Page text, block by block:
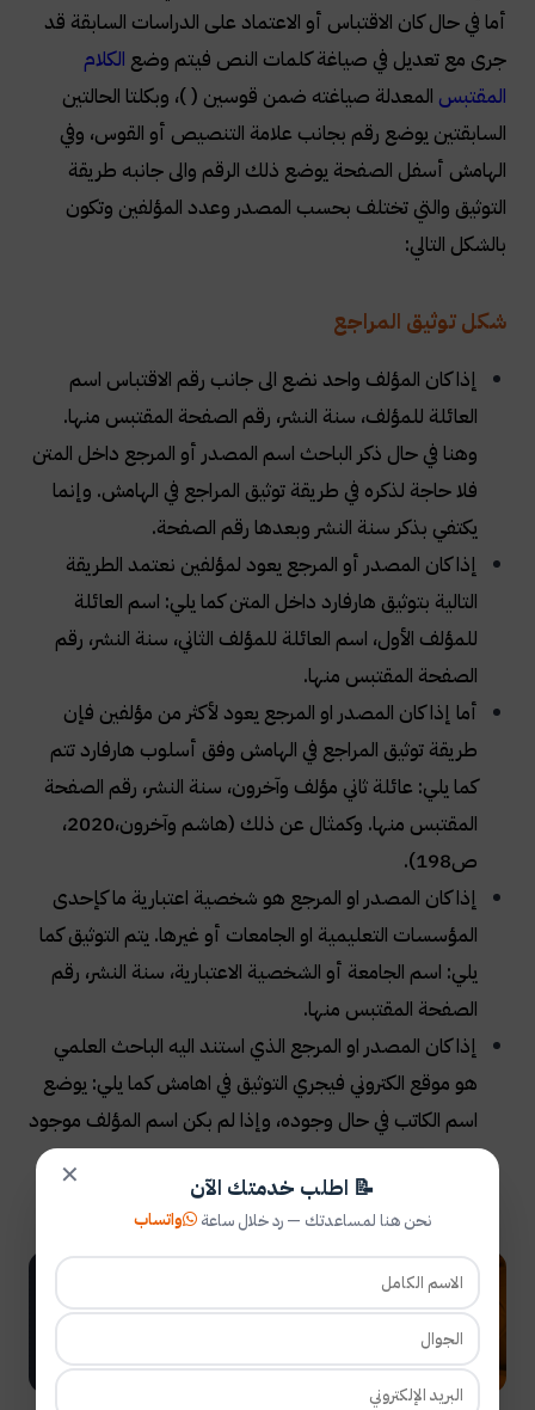
أما في حال كان الاقتباس أو الاعتماد على الدراسات السابقة قد
جرى مع تعديل في صياغة كلمات النص فيتم وضع الكلام
المقتبس المعدلة صياغته ضمن قوسين ( )، وبكلتا الحالتين
السابقتين يوضع رقم بجانب علامة التنصيص أو القوس، وفي
الهامش أسفل الصفحة يوضع ذلك الرقم والى جانبه طريقة
التوثيق والتي تختلف بحسب المصدر وعدد المؤلفين وتكون
بالشكل التالي:
شكل توثيق المراجع
إذا كان المؤلف واحد نضع الى جانب رقم الاقتباس اسم
العائلة للمؤلف، سنة النشر، رقم الصفحة المقتبس منها.
وهنا في حال ذكر الباحث اسم المصدر أو المرجع داخل المتن
فلا حاجة لذكره في طريقة توثيق المراجع في الهامش. وإنما
يكتفي بذكر سنة النشر وبعدها رقم الصفحة.
إذا كان المصدر أو المرجع يعود لمؤلفين نعتمد الطريقة
التالية بتوثيق هارفارد داخل المتن كما يلي: اسم العائلة
للمؤلف الأول، اسم العائلة للمؤلف الثاني، سنة النشر، رقم
الصفحة المقتبس منها.
أما إذا كان المصدر او المرجع يعود لأكثر من مؤلفين فإن
طريقة توثيق المراجع في الهامش وفق أسلوب هارفارد تتم
كما يلي: عائلة ثاني مؤلف وآخرون، سنة النشر، رقم الصفحة
المقتبس منها. وكمثال عن ذلك (هاشم وآخرون،2020،
ص198)
.
إذا كان المصدر او المرجع هو شخصية اعتبارية ما كإحدى
المؤسسات التعليمية او الجامعات أو غيرها. يتم التوثيق كما
يلي: اسم الجامعة أو الشخصية الاعتبارية، سنة النشر، رقم
الصفحة المقتبس منها.
إذا كان المصدر او المرجع الذي استند اليه الباحث العلمي
هو موقع الكتروني فيجري التوثيق في اهامش كما يلي: يوضع
اسم الكاتب في حال وجوده، وإذا لم بكن اسم المؤلف موجود
يوضع عنوان المصدر وعنوان الموقع الالكتروني وذكر وفت
وتاريخ الزيارة للموقع.
✕ 📝 اطلب خدمتك الآن
نحن هنا لمساعدتك — رد خلال ساعة واتساب